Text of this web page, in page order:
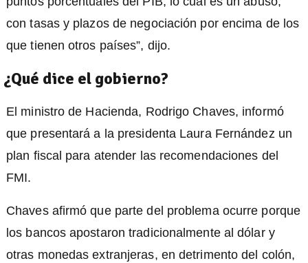
con tasas y plazos de negociación por encima de los
que tienen otros países”, dijo.
¿Qué dice el gobierno?
El ministro de Hacienda, Rodrigo Chaves, informó
que presentará a la presidenta Laura Fernández un
plan fiscal para atender las recomendaciones del
FMI.
Chaves afirmó que parte del problema ocurre porque
los bancos apostaron tradicionalmente al dólar y
otras monedas extranjeras, en detrimento del colón,